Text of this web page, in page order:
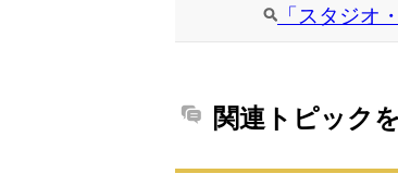
「スタジオ
関連トピック